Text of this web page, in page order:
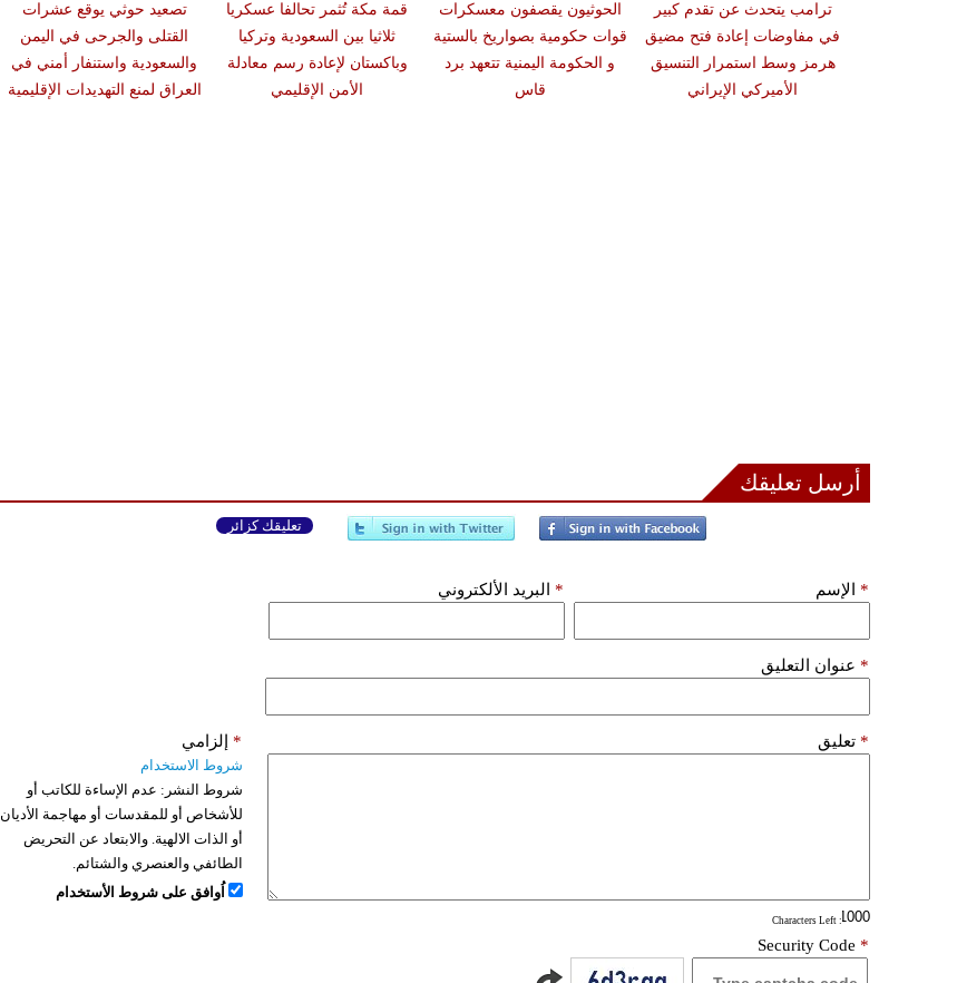
تصعيد حوثي يوقع عشرات
القتلى والجرحى في اليمن
والسعودية واستنفار أمني في
العراق لمنع التهديدات الإقليمية
قمة مكة تُثمر تحالفا عسكريا
ثلاثيا بين السعودية وتركيا
وباكستان لإعادة رسم معادلة
الأمن الإقليمي
الحوثيون يقصفون معسكرات
قوات حكومية بصواريخ بالستية
و الحكومة اليمنية تتعهد برد
قاس
ترامب يتحدث عن تقدم كبير
في مفاوضات إعادة فتح مضيق
هرمز وسط استمرار التنسيق
الأميركي الإيراني
أرسل تعليقك
تعليقك كزائر
الإسم * البريد الألكتروني *
عنوان التعليق *
تعليق *
: Characters Left
إلزامي *
شروط الاستخدام
شروط النشر: عدم الإساءة للكاتب أو
للأشخاص أو للمقدسات أو مهاجمة الأديان
أو الذات الالهية. والابتعاد عن التحريض
الطائفي والعنصري والشتائم.
اُوافق على شروط الأستخدام
Security Code *